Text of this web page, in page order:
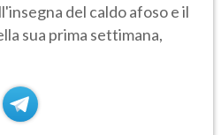
del caldo afoso e il
sua prima settimana,